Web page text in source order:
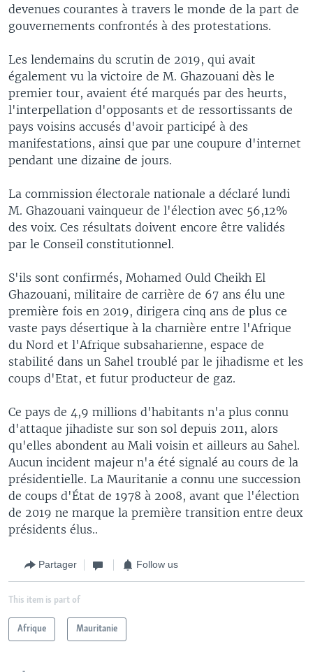
devenues courantes à travers le monde de la part de
gouvernements confrontés à des protestations.
Les lendemains du scrutin de 2019, qui avait
également vu la victoire de M. Ghazouani dès le
premier tour, avaient été marqués par des heurts,
l'interpellation d'opposants et de ressortissants de
pays voisins accusés d'avoir participé à des
manifestations, ainsi que par une coupure d'internet
pendant une dizaine de jours.
La commission électorale nationale a déclaré lundi
M. Ghazouani vainqueur de l'élection avec 56,12%
des voix. Ces résultats doivent encore être validés
par le Conseil constitutionnel.
S'ils sont confirmés, Mohamed Ould Cheikh El
Ghazouani, militaire de carrière de 67 ans élu une
première fois en 2019, dirigera cinq ans de plus ce
vaste pays désertique à la charnière entre l'Afrique
du Nord et l'Afrique subsaharienne, espace de
stabilité dans un Sahel troublé par le jihadisme et les
coups d'Etat, et futur producteur de gaz.
Ce pays de 4,9 millions d'habitants n'a plus connu
d'attaque jihadiste sur son sol depuis 2011, alors
qu'elles abondent au Mali voisin et ailleurs au Sahel.
Aucun incident majeur n'a été signalé au cours de la
présidentielle. La Mauritanie a connu une succession
de coups d'État de 1978 à 2008, avant que l'élection
de 2019 ne marque la première transition entre deux
présidents élus..
Partager Follow us
This item is part of
Afrique Mauritanie